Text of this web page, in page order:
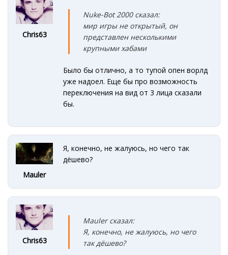
Chris63
Nuke-Bot 2000 сказал:
мир игры не открытый, он
представлен несколькими
крупными хабами
Было бы отлично, а то тупой опен ворлд
уже надоел. Еще бы про возможность
переключения на вид от 3 лица сказали
бы.
Mauler
Я, конечно, не жалуюсь, но чего так
дёшево?
Chris63
Mauler сказал:
Я, конечно, не жалуюсь, но чего
так дёшево?